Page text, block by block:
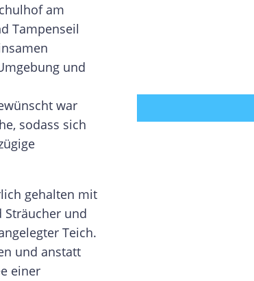
am
Tampenseil
und
war
sodass sich
gehalten mit
Sträucher und
Teich.
und anstatt
einer